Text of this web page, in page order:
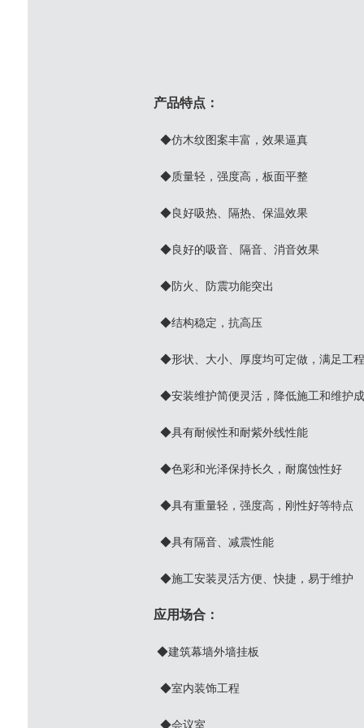
产品特点：
◆仿木纹图案丰富，效果逼真
◆质量轻，强度高，板面平整
◆良好吸热、隔热、保温效果
◆良好的吸音、隔音、消音效果
◆防火、防震功能突出
◆结构稳定，抗高压
◆形状、大小、厚度均可定做，满足工
◆安装维护简便灵活，降低施工和维护
◆具有耐候性和耐紫外线性能
◆色彩和光泽保持长久，耐腐蚀性好
◆具有重量轻，强度高，刚性好等特点
◆具有隔音、减震性能
◆施工安装灵活方便、快捷，易于维护
应用场合：
◆建筑幕墙外墙挂板
◆室内装饰工程
◆会议室